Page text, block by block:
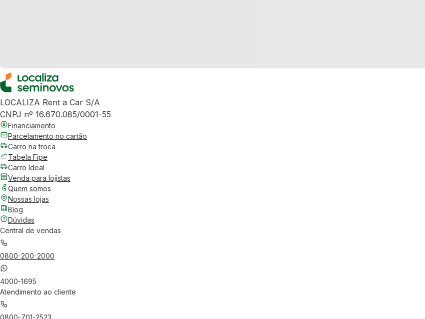
LOCALIZA Rent a Car S/A
CNPJ nº 16.670.085/0001-55
Financiamento
Parcelamento no cartão
Carro na troca
Tabela Fipe
Carro Ideal
Venda para lojistas
Quem somos
Nossas lojas
Blog
Dúvidas
Central de vendas
0800-200-2000
4000-1695
Atendimento ao cliente
0800-701-2523